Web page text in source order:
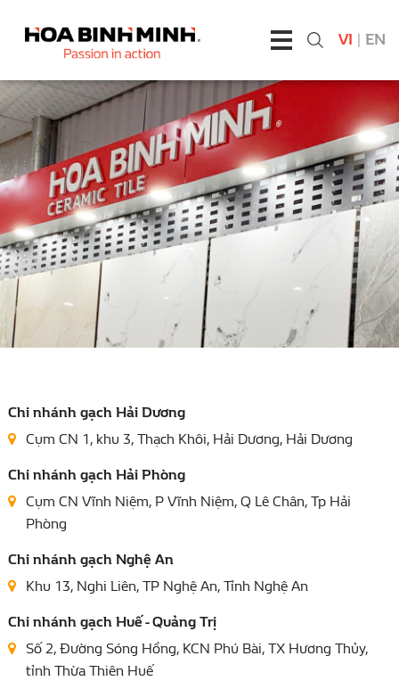
VI | EN
Chi nhánh gạch Hải Dương
Cụm CN 1, khu 3, Thạch Khôi, Hải Dương, Hải Dương
Chi nhánh gạch Hải Phòng
Cụm CN Vĩnh Niệm, P Vĩnh Niệm, Q Lê Chân, Tp Hải
Phòng
Chi nhánh gạch Nghệ An
Khu 13, Nghi Liên, TP Nghệ An, Tỉnh Nghệ An
Chi nhánh gạch Huế - Quảng Trị
Số 2, Đường Sóng Hồng, KCN Phú Bài, TX Hương Thủy,
tỉnh Thừa Thiên Huế